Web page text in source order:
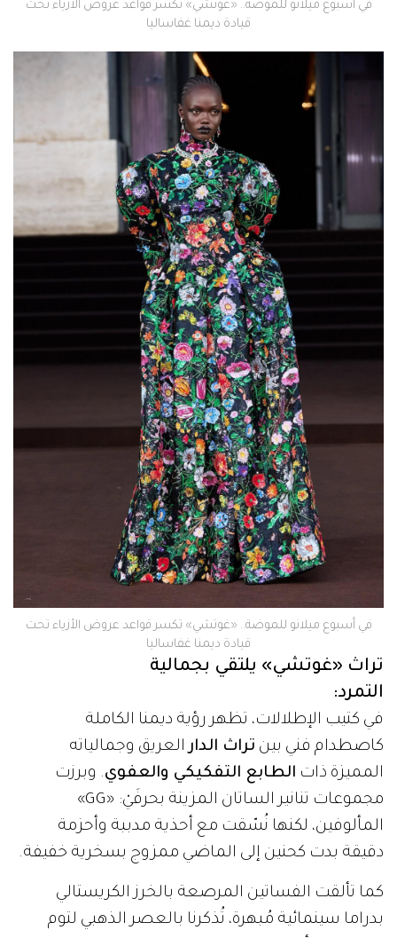
في أسبوع ميلانو للموضة.. «غوتشي» تكسر قواعد عروض الأزياء تحت
قيادة ديمنا غفاساليا
في أسبوع ميلانو للموضة.. «غوتشي» تكسر قواعد عروض الأزياء تحت
قيادة ديمنا غفاساليا
تراث «غوتشي» يلتقي بجمالية
التمرد:
في كتيب الإطلالات، تظهر رؤية ديمنا الكاملة
كاصطدام فني بين تراث الدارالعريق وجمالياته
المميزة ذات الطابع التفكيكي والعفوي. وبرزت
مجموعات تنانير الساتان المزينة بحرفَيْ: «GG»
المألوفين، لكنها نُسّقت مع أحذية مدببة وأحزمة
دقيقة بدت كحنين إلى الماضي ممزوج بسخرية خفيفة.
كما تألقت الفساتين المرصعة بالخرز الكريستالي
بدراما سينمائية مُبهرة، تُذكرنا بالعصر الذهبي لتوم